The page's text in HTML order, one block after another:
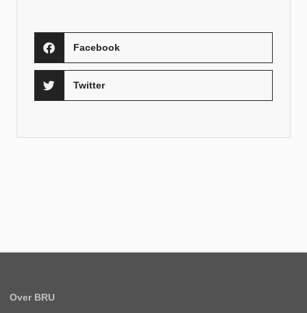
Facebook
Twitter
Over BRU